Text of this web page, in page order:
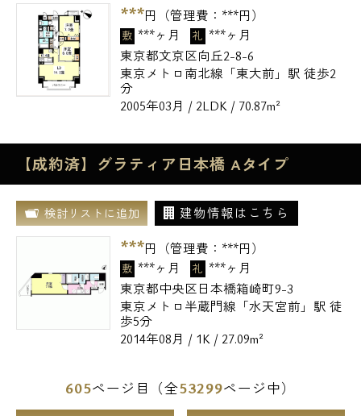
***円（管理費： ***円）
敷 ***ヶ月 礼 ***ヶ月
東京都文京区向丘2-8-6
東京メトロ南北線「東大前」駅 徒歩2
分
2005年03月 / 2LDK / 70.87m²
【成約済】グラティア日本橋 Aタイプ
検討リストに追加 建物情報はこちら
***円（管理費： ***円）
敷 ***ヶ月 礼 ***ヶ月
東京都中央区日本橋箱崎町9-3
東京メトロ半蔵門線「水天宮前」駅 徒
歩5分
2014年08月 / 1K / 27.09m²
605ページ目（全53299ページ中）